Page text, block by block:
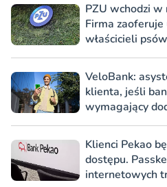
PZU wchodzi
Firma zaoferuje
właścicieli
VeloBank:
klienta, jeśli
wymagający
Klienci Pekao
dostępu.
internetowych